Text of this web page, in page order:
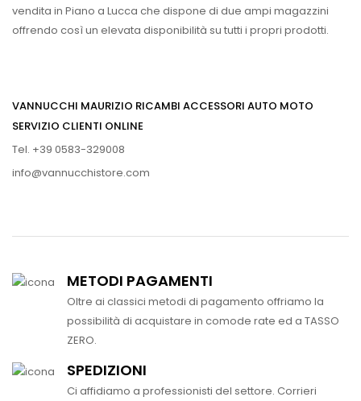
vendita in Piano a Lucca che dispone di due ampi magazzini
offrendo così un elevata disponibilità su tutti i propri prodotti.
VANNUCCHI MAURIZIO RICAMBI ACCESSORI AUTO MOTO
SERVIZIO CLIENTI ONLINE
Tel. +39 0583-329008
info@vannucchistore.com
METODI PAGAMENTI
Oltre ai classici metodi di pagamento offriamo la
possibilità di acquistare in comode rate ed a TASSO
ZERO.
SPEDIZIONI
Ci affidiamo a professionisti del settore. Corrieri